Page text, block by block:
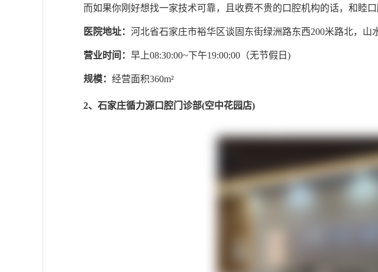
而如果你刚好想找一家技术可靠，且收费不贵的口腔机构的话，和睦
医院地址： 河北省石家庄市裕华区谈固东街绿洲路东西200米路北，山
营业时间： 早上08:30:00~下午19:00:00（无节假日)
规模： 经营面积360m²
2、石家庄循力源口腔门诊部(空中花园店)